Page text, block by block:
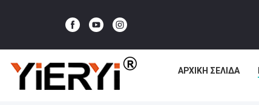
ΑΡΧΙΚΉ ΣΕΛΊΔΑ